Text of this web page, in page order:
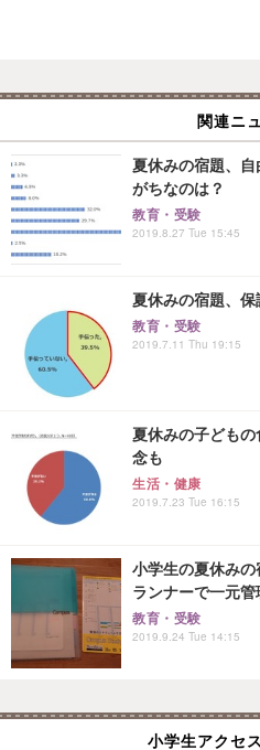
関連ニ
夏休みの宿題、
がちなのは？
教育・受験
2019.8.27 Tue 15:45
夏休みの宿題、
教育・受験
2019.7.11 Thu 19:15
夏休みの子ども
念も
生活・健康
2019.7.23 Tue 16:15
小学生の夏休み
ランナーで一元管
教育・受験
2019.9.24 Tue 14:15
小学生アクセ